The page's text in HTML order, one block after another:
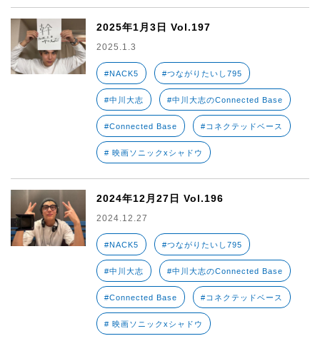
2025年1月3日 Vol.197
2025.1.3
#NACK5 #つながりたいし795
#中川大志 #中川大志のConnected Base
#Connected Base #コネクテッドベース
# 映画ソニックxシャドウ
2024年12月27日 Vol.196
2024.12.27
#NACK5 #つながりたいし795
#中川大志 #中川大志のConnected Base
#Connected Base #コネクテッドベース
# 映画ソニックxシャドウ